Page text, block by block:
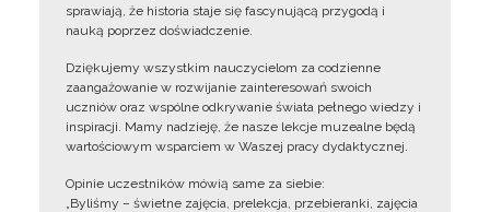
sprawiają, że historia staje się fascynującą przygodą i
nauką poprzez doświadczenie.
Dziękujemy wszystkim nauczycielom za codzienne
zaangażowanie w rozwijanie zainteresowań swoich
uczniów oraz wspólne odkrywanie świata pełnego wiedzy i
inspiracji. Mamy nadzieję, że nasze lekcje muzealne będą
wartościowym wsparciem w Waszej pracy dydaktycznej.
Opinie uczestników mówią same za siebie:
„Byliśmy – świetne zajęcia, prelekcja, przebieranki, zajęcia